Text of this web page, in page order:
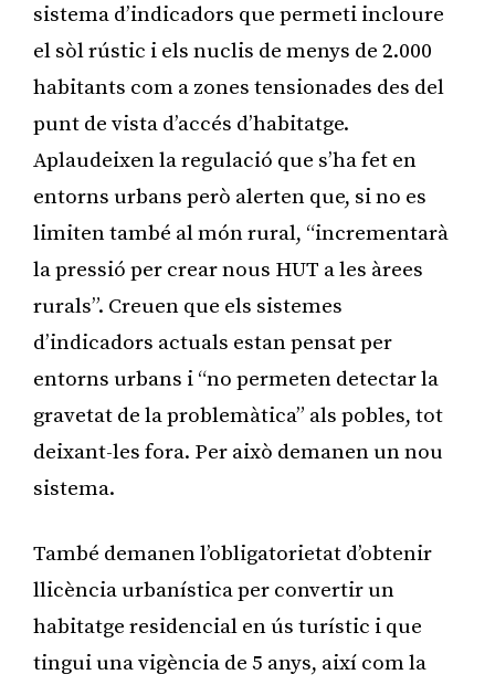
sistema d’indicadors que permeti incloure
el sòl rústic i els nuclis de menys de 2.000
habitants com a zones tensionades des del
punt de vista d’accés d’habitatge.
Aplaudeixen la regulació que s’ha fet en
entorns urbans però alerten que, si no es
limiten també al món rural, “incrementarà
la pressió per crear nous HUT a les àrees
rurals”. Creuen que els sistemes
d’indicadors actuals estan pensat per
entorns urbans i “no permeten detectar la
gravetat de la problemàtica” als pobles, tot
deixant-les fora. Per això demanen un nou
sistema.
També demanen l’obligatorietat d’obtenir
llicència urbanística per convertir un
habitatge residencial en ús turístic i que
tingui una vigència de 5 anys, així com la